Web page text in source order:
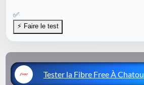
✅
Tester la Fibre Free À Chatou